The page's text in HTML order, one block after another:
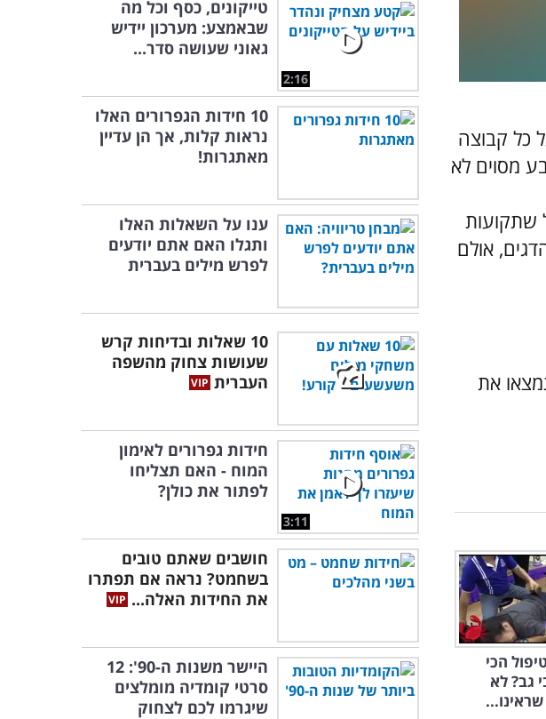
כל קבוצה
צבע מסוים לא
שתקועות
אולם
את
הכי
גב? לא
2:16
טייקונים, כסף וכל מה
שבאמצע: מערכון יידיש
גאוני שעושה סדר...
10 חידות הגפרורים האלו
נראות קלות, אך הן עדיין
מאתגרות!
ענו על השאלות האלו
ותגלו האם אתם יודעים
לפרש מילים בעברית
10 שאלות ובדיחות קרש
שעושות צחוק מהשפה
העברית
3:11
חידות גפרורים לאימון
המוח - האם תצליחו
לפתור את כולן?
חושבים שאתם טובים
בשחמט? נראה אם תפתרו
את החידות האלה...
היישר משנות ה-90': 12
סרטי קומדיה מומלצים
שיגרמו לכם לצחוק